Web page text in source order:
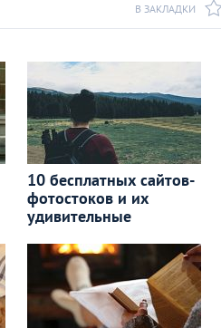
В ЗАКЛАДКИ
10 бесплатных сайтов-
фотостоков и их
удивительные